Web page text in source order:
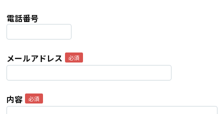
電話番号
メールアドレス
内容